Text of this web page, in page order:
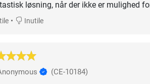
løsning, når der ikke er mulighed
• Inutile
(CE-10184)